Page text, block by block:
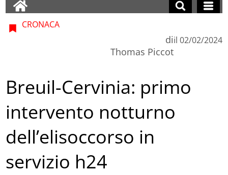
CRONACA
di
Thomas Piccot
il 02/02/2024
Breuil-Cervinia: primo
intervento notturno
dell’elisoccorso in
servizio h24